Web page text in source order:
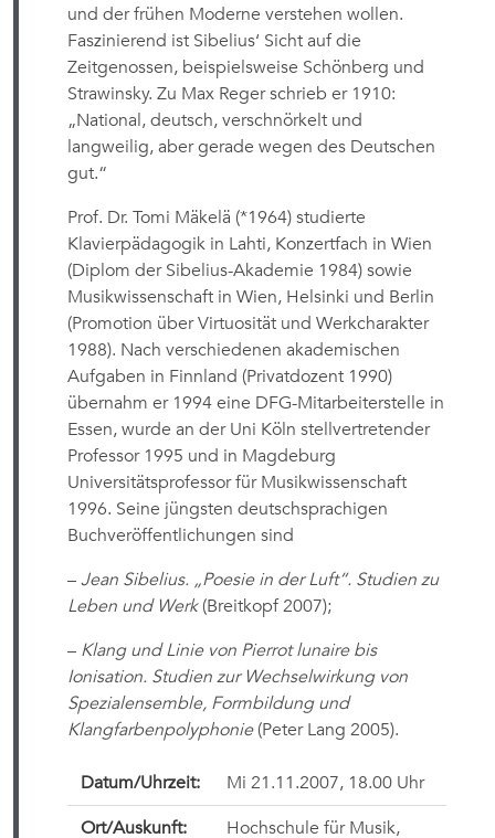
und der frühen Moderne verstehen wollen.
Faszinierend ist Sibelius‘ Sicht auf die
Zeitgenossen, beispielsweise Schönberg und
Strawinsky. Zu Max Reger schrieb er 1910:
„National, deutsch, verschnörkelt und
langweilig, aber gerade wegen des Deutschen
gut.“
Prof. Dr. Tomi Mäkelä (*1964) studierte
Klavierpädagogik in Lahti, Konzertfach in Wien
(Diplom der Sibelius-Akademie 1984) sowie
Musikwissenschaft in Wien, Helsinki und Berlin
(Promotion über Virtuosität und Werkcharakter
1988). Nach verschiedenen akademischen
Aufgaben in Finnland (Privatdozent 1990)
übernahm er 1994 eine DFG-Mitarbeiterstelle in
Essen, wurde an der Uni Köln stellvertretender
Professor 1995 und in Magdeburg
Universitätsprofessor für Musikwissenschaft
1996. Seine jüngsten deutschsprachigen
Buchveröffentlichungen sind
– Jean Sibelius. „Poesie in der Luft“. Studien zu
Leben und Werk(Breitkopf 2007);
– Klang und Linie von Pierrot lunaire bis
Ionisation. Studien zur Wechselwirkung von
Spezialensemble, Formbildung und
Klangfarbenpolyphonie(Peter Lang 2005).
Datum/Uhrzeit: Mi 21.11.2007, 18.00 Uhr
Ort/Auskunft: Hochschule für Musik,